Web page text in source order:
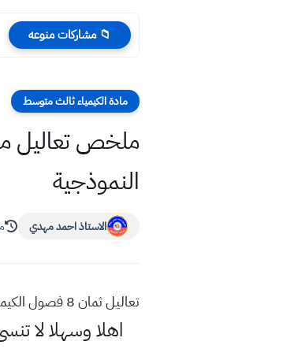
📁 مشاركات منوعه
مادة الكيمياء ثالث متوسط
ملخص تعاليل
النموذجية
الاستاذ احمد مهدي
تعاليل ثمان 8 فصول الكيمياء ملخص تعاليل مادة الكيمياء للصف الثالث المتوسط مهمة في الامتحان الوزاري مع الاجوبة النموذجية
اهلا وسهلالا